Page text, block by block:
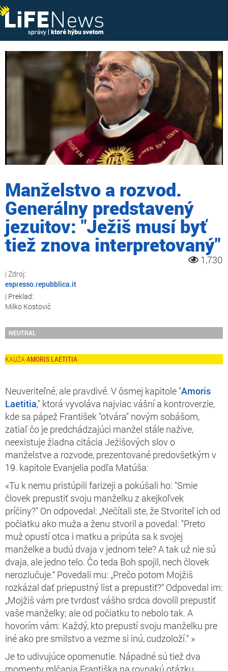
Manželstvo a rozvod.
Generálny predstavený
jezuitov: "Ježiš musí byť
tiež znova interpretovaný"
1,730
espresso.repubblica.it
Milko Kostovič
NEUTRAL
AMORIS LAETITIA
Neuveriteľné, ale pravdivé. V ôsmej kapitole "Amoris
Laetitia," ktorá vyvoláva najviac vášní a kontroverzie,
kde sa pápež František "otvára" novým sobášom,
zatiaľ čo je predchádzajúci manžel stále nažive,
neexistuje žiadna citácia Ježišových slov o
manželstve a rozvode, prezentované predovšetkým v
19. kapitole Evanjelia podľa Matúša:
«Tu k nemu pristúpili farizeji a pokúšali ho: "Smie
človek prepustiť svoju manželku z akejkoľvek
príčiny?" On odpovedal: „Nečítali ste, že Stvoriteľ ich od
počiatku ako muža a ženu stvoril a povedal: "Preto
muž opustí otca i matku a pripúta sa k svojej
manželke a budú dvaja v jednom tele?A tak už nie sú
dvaja, ale jedno telo. Čo teda Boh spojil, nech človek
nerozlučuje.“ Povedali mu: „Prečo potom Mojžiš
rozkázal dať priepustný list a prepustiť?“ Odpovedal im:
„Mojžiš vám pre tvrdosť vášho srdca dovolil prepustiť
vaše manželky; ale od počiatku to nebolo tak. A
hovorím vám: Každý, kto prepustí svoju manželku pre
iné ako pre smilstvo a vezme si inú, cudzoloží.“ »
Je to udivujúce opomenutie. Nápadné sú tiež dva